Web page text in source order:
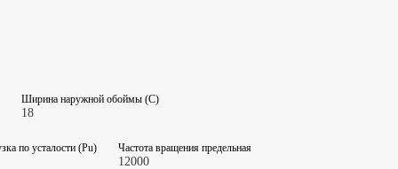
Ширина наружной обоймы (C)
18
по усталости (Pu) Частота вращения предельная
12000